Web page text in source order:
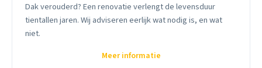
Dak verouderd? Een renovatie verlengt de levensduur
tientallen jaren. Wij adviseren eerlijk wat nodig is, en wat
niet.
Meer informatie